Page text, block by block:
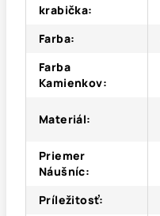
krabička:
Farba:
Farba
Kamienkov:
Materiál:
Priemer
Náušníc:
Príležitosť: